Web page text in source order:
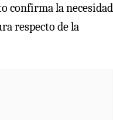
confirma la necesidad
respecto de la